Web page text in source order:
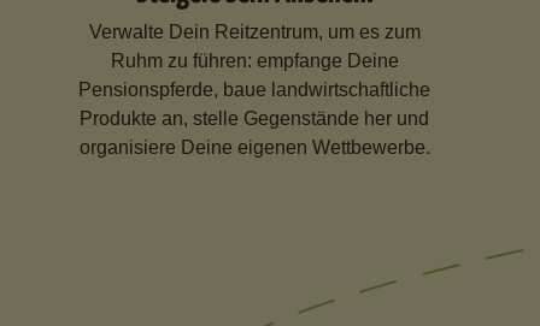
Verwalte Dein Reitzentrum, um es zum
Ruhm zu führen: empfange Deine
Pensionspferde, baue landwirtschaftliche
Produkte an, stelle Gegenstände her und
organisiere Deine eigenen Wettbewerbe.